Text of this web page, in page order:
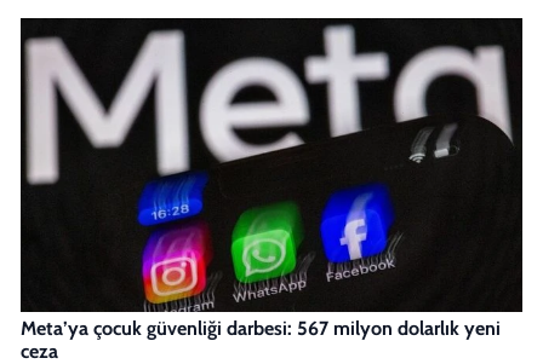
Meta’ya çocuk güvenliği darbesi: 567 milyon dolarlık yeni
ceza